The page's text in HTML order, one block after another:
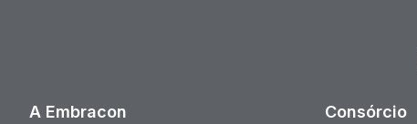
A Embracon Consórcio